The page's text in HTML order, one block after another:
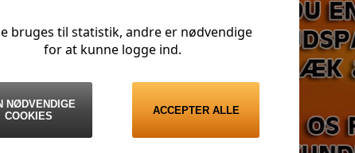
Varevognsdæk ()
4X4/Offroad-dæk (
MC ()
bruges til statistik, andre er nødvendige
for at kunne logge ind.
NØDVENDIGE
COOKIES
ACCEPTER ALLE